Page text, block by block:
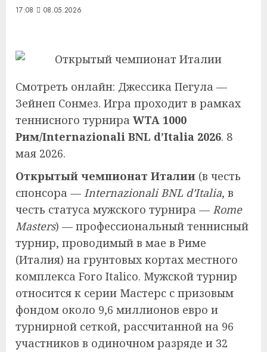
17:08 08.05.2026
Смотреть онлайн: Джессика Пегула —
Зейнеп Сонмез. Игра проходит в рамках
теннисного турнира WTA 1000
Рим/Internazionali BNL d’Italia 2026. 8
мая 2026.
Открытый чемпионат Италии (в честь
спонсора — Internazionali BNL d’Italia, в
честь статуса мужского турнира — Rome
Masters) — профессиональный теннисный
турнир, проводимый в мае в Риме
(Италия) на грунтовых кортах местного
комплекса Foro Italico. Мужской турнир
относится к серии Мастерс с призовым
фондом около 9,6 миллионов евро и
турнирной сеткой, рассчитанной на 96
участников в одиночном разряде и 32